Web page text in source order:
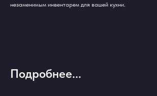
незаменимым инвентарем для вашей кухни.
Подробнее...